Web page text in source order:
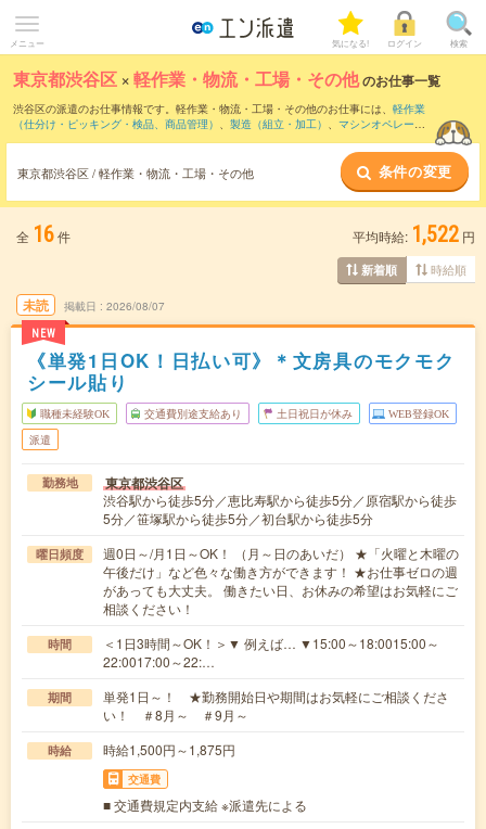
メニュー 気になる! ログイン 検索
東京都渋谷区 ×軽作業・物流・工場・その他のお仕事一覧
渋谷区の派遣のお仕事情報です。軽作業・物流・工場・その他のお仕事には、 軽作業
（仕分け・ピッキング・検品、商品管理） 、 製造（組立・加工） 、 マシンオペレータ
東京都渋谷区 / 軽作業・物流・工場・その他 条件の変更
全 16件 平均時給: 1,522 円
新着順 時給順
未読
NEW
掲載日 2026/08/07
《単発1日OK！日払い可》＊文房具のモクモク
シール貼り
職種未経験OK 交通費別途支給あり 土日祝日が休み WEB登録OK
派遣
勤務地 東京都渋谷区
渋谷駅から徒歩5分／恵比寿駅から徒歩5分／原宿駅から徒歩
5分／笹塚駅から徒歩5分／初台駅から徒歩5分
曜日頻度
週0日～/月1日～OK！ （月～日のあいだ） ★「火曜と木曜の
午後だけ」など色々な働き方ができます！ ★お仕事ゼロの週
があっても大丈夫。 働きたい日、お休みの希望はお気軽にご
相談ください！
時間
＜1日3時間～OK！＞▼ 例えば… ▼15:00～18:0015:00～
22:0017:00～22:…
期間
単発1日～！ ★勤務開始日や期間はお気軽にご相談くださ
い！ ＃8月～ ＃9月～
時給 時給1,500円～1,875円
交通費
■ 交通費規定内支給 ※派遣先による